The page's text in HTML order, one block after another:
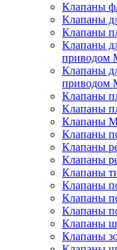
Клапаны
Клапаны
Клапаны
Клапаны
приводом
Клапаны
приводом
Клапаны
Клапаны
Клапаны
Клапаны
Клапаны
Клапаны
Клапаны
Клапаны
Клапаны
Клапаны
Клапаны
Клапаны